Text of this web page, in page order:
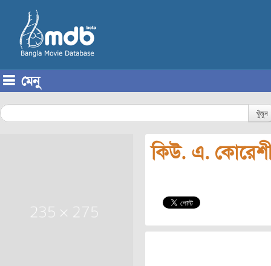
মেনু
খুঁজুন
কিউ. এ.